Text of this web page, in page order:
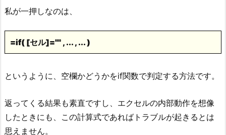
私が一押しなのは、
=if( [セル]="" , ... , ... )
というように、空欄かどうかをif関数で判定する方法です。
返ってくる結果も素直ですし、エクセルの内部動作を想像
したときにも、この計算式であればトラブルが起きるとは
思えません。